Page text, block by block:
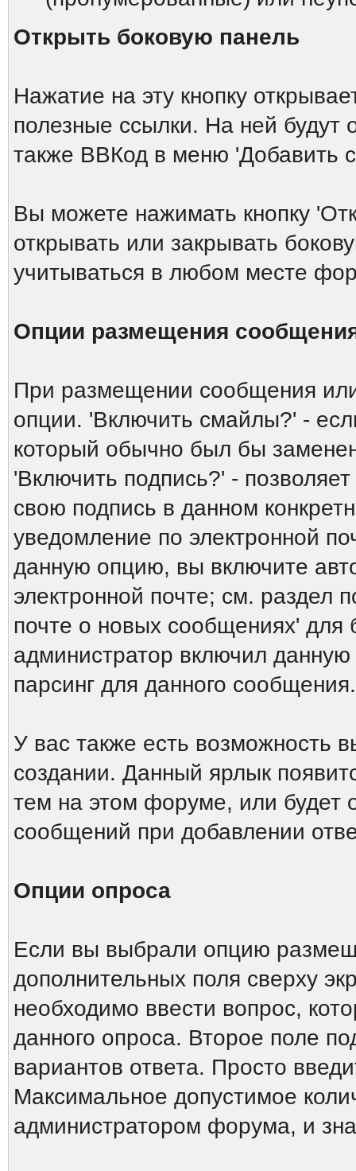
Открыть боковую панель
Нажатие на эту кнопку
полезные ссылки. На ней
также ВВКод в меню 'Добавить
Вы можете нажимать кнопку
открывать или закрывать
учитываться в любом месте
Опции размещения
При размещении сообщения
опции. 'Включить смайлы?' -
который обычно был бы
'Включить подпись?' -
свою подпись в данном
уведомление по электронной
данную опцию, вы включите
электронной почте; см. раздел
почте о новых сообщениях'
администратор включил
парсинг для данного сообщения.
У вас также есть возможность
создании. Данный ярлык
тем на этом форуме, или будет
сообщений при добавлении
Опции опроса
Если вы выбрали опцию
дополнительных поля сверху
необходимо ввести вопрос,
данного опроса. Второе поле
вариантов ответа. Просто
Максимальное допустимое
администратором форума, и